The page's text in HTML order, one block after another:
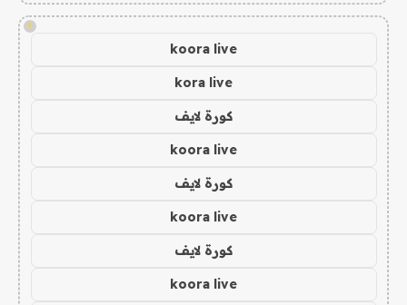
!
koora live
kora live
كورة لايف
koora live
كورة لايف
koora live
كورة لايف
koora live